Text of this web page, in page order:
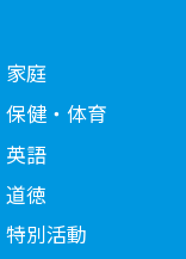
家庭
保健・体育
英語
道徳
特別活動